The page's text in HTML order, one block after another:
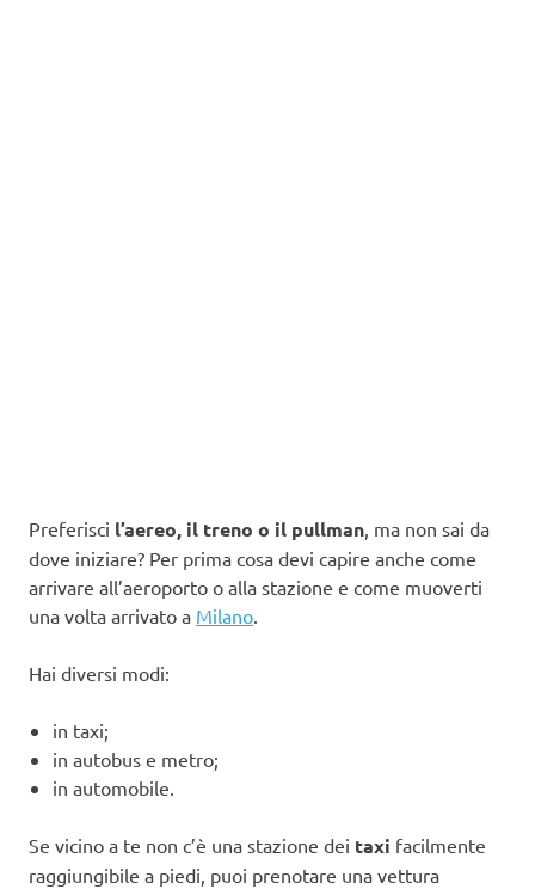
Preferisci l’aereo, il treno o il pullman , ma non sai da
dove iniziare? Per prima cosa devi capire anche come
arrivare all’aeroporto o alla stazione e come muoverti
una volta arrivato a Milano
Hai diversi modi:
in taxi;
in autobus e metro;
in automobile.
Se vicino a te non c’è una stazione dei taxi facilmente
raggiungibile a piedi, puoi prenotare una vettura